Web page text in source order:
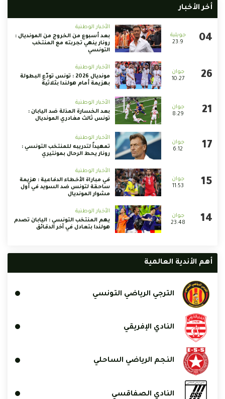
أخر الأخبار
23:9
الأخبار الوطنية
بعد أسبوع من الخروج من المونديال :
رونار ينهي تجربته مع المنتخب
التونسي
10:27
الأخبار الوطنية
مونديال 2026 : تونس تودّع البطولة
بهزيمة أمام هولندا بثلاثية
8:29
الأخبار الوطنية
بعد الخسارة المذلة ضد اليابان :
تونس ثالث مغادري المونديال
6:12
الأخبار الوطنية
تمهيداً لتدريبه للمنتخب التونسي :
رونار يحط الرحال بمونتيري
11:53
الأخبار الوطنية
في مباراة الأخطاء الدفاعية : هزيمة
ساحقة لتونس ضد السويد في أول
مشوار المونديال
23:48
الأخبار الوطنية
يهم المنتخب التونسي : اليابان تصدم
هولندا بتعادل في آخر الدقائق
أهم الأندية العالمية
الترجي الرياضي التونسي
النادي الإفريقي
النجم الرياضي الساحلي
النادي الصفاقسي